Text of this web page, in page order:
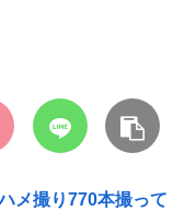
メ撮り770本撮って